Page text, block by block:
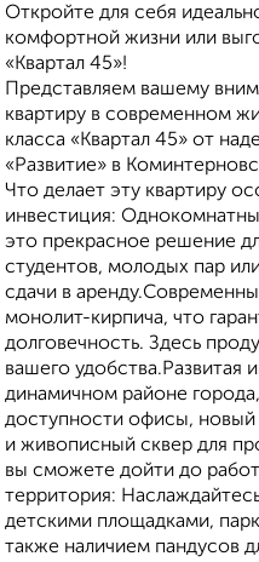
Откройте для себя
комфортной жизни или
«Квартал 45»!
Представляем вашему
квартиру в современном
класса «Квартал 45» от
«Развитие» в
Что делает эту квартиру
инвестиция:
это прекрасное решение
студентов, молодых пар
сдачи в
монолит-кирпича, что
долговечность. Здесь
вашего удобства.Развитая
динамичном районе
доступности офисы,
и живописный сквер для
вы сможете дойти до
территория:
детскими площадками,
также наличием пандусов